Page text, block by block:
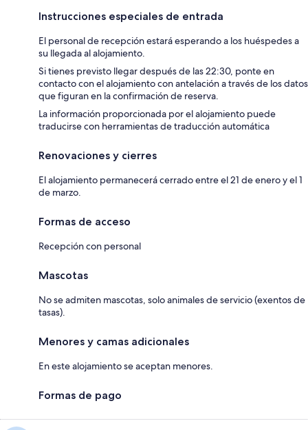
Instrucciones especiales de entrada
El personal de recepción estará esperando a los huéspedes a
su llegada al alojamiento.
Si tienes previsto llegar después de las 22:30, ponte en
contacto con el alojamiento con antelación a través de los datos
que figuran en la confirmación de reserva.
La información proporcionada por el alojamiento puede
traducirse con herramientas de traducción automática
Renovaciones y cierres
El alojamiento permanecerá cerrado entre el 21 de enero y el 1
de marzo.
Formas de acceso
Recepción con personal
Mascotas
No se admiten mascotas, solo animales de servicio (exentos de
tasas).
Menores y camas adicionales
En este alojamiento se aceptan menores.
Formas de pago